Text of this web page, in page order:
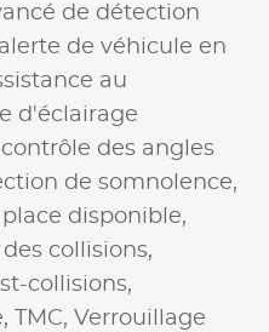
de détection
de véhicule en
au
d'éclairage
des angles
de somnolence,
disponible,
collisions,
collisions,
TMC, Verrouillage